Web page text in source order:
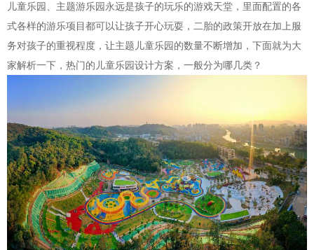
儿童乐园、主题游乐园永远是孩子的玩乐的游戏天堂，里面配置的各
式各样的游乐项目都可以让孩子开心玩耍，二胎的政策开放在加上服
务对孩子的重视程度，让主题儿童乐园的数量不断增加，下面就为大
家解析一下，热门的儿童乐园设计方案，一般分为哪几类？